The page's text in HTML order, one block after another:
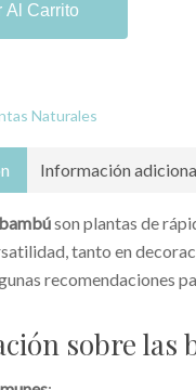
Al Carrito
Naturales
Información
son plantas de
tanto en
recomendaciones
sobre las